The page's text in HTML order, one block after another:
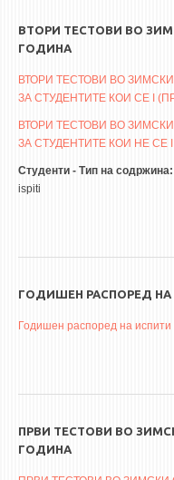
ЛАБОРАНТИ
IN MEMORIAM
СТУДИИ
I ЦИКЛУС -
МЕЃУНАРОДНА
ОГЛАСНА ТАБЛА
СТУДЕНТСКА СЛУЖБА
ДА ВИНЧИ МАГАЗИН
ВТОРИ ТЕСТОВИ ВО
ГОДИНА
ВТОРИ ТЕСТОВИ ВО
ЗА СТУДЕНТИТЕ КОИ СЕ I
ВТОРИ ТЕСТОВИ ВО
ЗА СТУДЕНТИТЕ КОИ НЕ СЕ
Студенти - Тип на содржина:
ispiti
ГОДИШЕН РАСПОРЕД НА
Годишен распоред на испити
ПРВИ ТЕСТОВИ ВО
ГОДИНА